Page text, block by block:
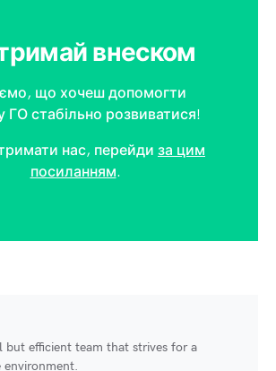
внеском
що хочеш допомогти
ГО стабільно розвиватися!
нас, перейди за цим
посиланням.
but efficient team that strives for a
environment.